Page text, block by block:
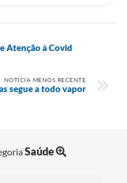
Atenção à Covid
NOTÍCIA MENOS RECENTE
segue a todo vapor
Saúde